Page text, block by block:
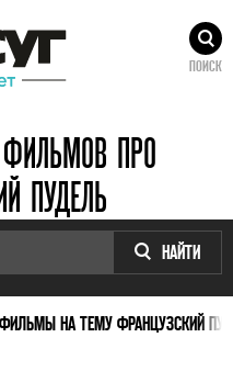
ПОИСК
ПРО
ПУДЕЛЬ
НАЙТИ
ФИЛЬМЫ НА ТЕМУ ФРАНЦУЗСКИЙ